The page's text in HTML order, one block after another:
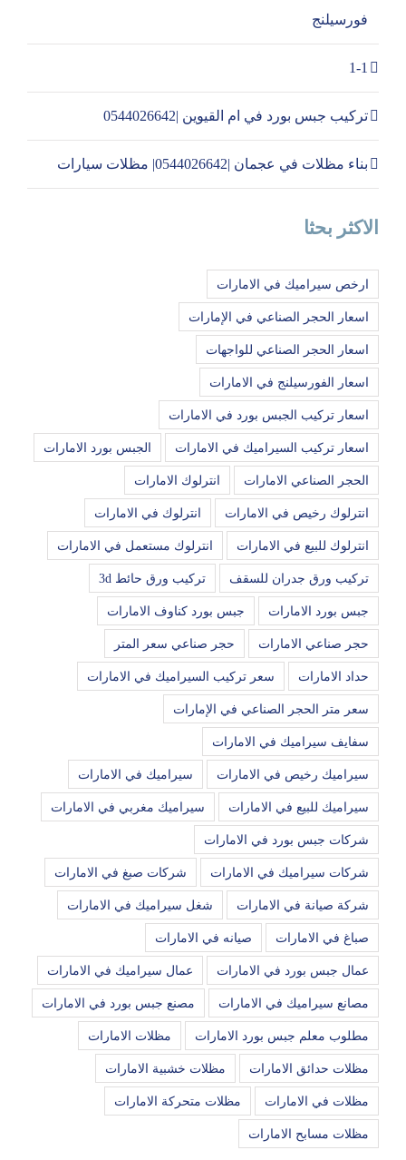
فورسيلنج
1-1
تركيب جبس بورد في ام القيوين |0544026642
بناء مظلات في عجمان |0544026642| مظلات سيارات
الاكثر بحثا
ارخص سيراميك في الامارات
اسعار الحجر الصناعي في الإمارات
اسعار الحجر الصناعي للواجهات
اسعار الفورسيلنج في الامارات
اسعار تركيب الجبس بورد في الامارات
اسعار تركيب السيراميك في الامارات الجبس بورد الامارات
الحجر الصناعي الامارات انترلوك الامارات
انترلوك رخيص في الامارات انترلوك في الامارات
انترلوك للبيع في الامارات انترلوك مستعمل في الامارات
تركيب ورق جدران للسقف تركيب ورق حائط 3d
جبس بورد الامارات جبس بورد كناوف الامارات
حجر صناعي الامارات حجر صناعي سعر المتر
حداد الامارات سعر تركيب السيراميك في الامارات
سعر متر الحجر الصناعي في الإمارات
سفايف سيراميك في الامارات
سيراميك رخيص في الامارات سيراميك في الامارات
سيراميك للبيع في الامارات سيراميك مغربي في الامارات
شركات جبس بورد في الامارات
شركات سيراميك في الامارات شركات صبغ في الامارات
شركة صيانة في الامارات شغل سيراميك في الامارات
صباغ في الامارات صيانه في الامارات
عمال جبس بورد في الامارات عمال سيراميك في الامارات
مصانع سيراميك في الامارات مصنع جبس بورد في الامارات
مطلوب معلم جبس بورد الامارات مظلات الامارات
مظلات حدائق الامارات مظلات خشبية الامارات
مظلات في الامارات مظلات متحركة الامارات
مظلات مسابح الامارات